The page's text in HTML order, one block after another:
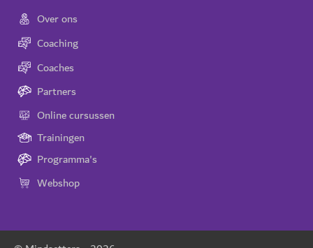
Over ons
Coaching
Coaches
Partners
Online cursussen
Trainingen
Programma's
Webshop